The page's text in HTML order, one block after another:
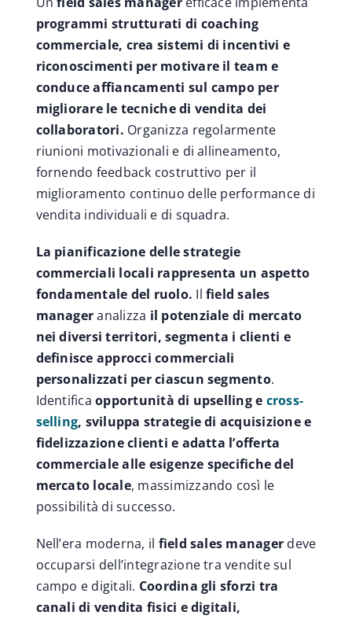
programmi strutturati di coaching
commerciale, crea sistemi di incentivi e
riconoscimenti per motivare il team e
conduce affiancamenti sul campo per
migliorare le tecniche di vendita dei
collaboratori. Organizza regolarmente
riunioni motivazionali e di allineamento,
fornendo feedback costruttivo per il
miglioramento continuo delle performance di
vendita individuali e di squadra.
La pianificazione delle strategie
commerciali locali rappresenta un aspetto
fondamentale del ruolo. Ilfield sales
manageranalizza il potenziale di mercato
nei diversi territori, segmenta i clienti e
definisce approcci commerciali
personalizzati per ciascun segmento.
Identifica opportunità di upselling e cross-
selling, sviluppa strategie di acquisizione e
fidelizzazione clienti e adatta l’offerta
commerciale alle esigenze specifiche del
mercato locale, massimizzando così le
possibilità di successo.
Nell’era moderna, il field sales manager deve
occuparsi dell’integrazione tra vendite sul
campo e digitali. Coordina gli sforzi tra
canali di vendita fisici e digitali,